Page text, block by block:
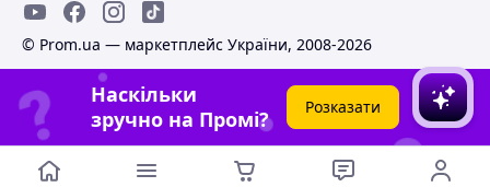
© Prom.ua — маркетплейс України, 2008-2026
Наскільки
зручно на Промі?
Розказати